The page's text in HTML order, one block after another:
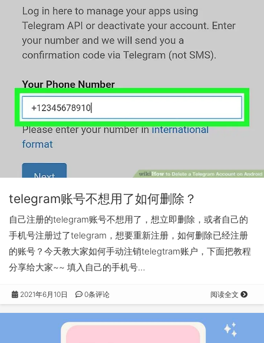
telegram账号不想用了如何删除？
自己注册的telegram账号不想用了，想立即删除，或者自己的
手机号注册过了telegram，想要重新注册，如何删除已经注册
的账号？今天教大家如何手动注销telegtram账户，下面把教程
分享给大家~~ 填入自己的手机号…
2021年6月10日 0条评论 阅读全文